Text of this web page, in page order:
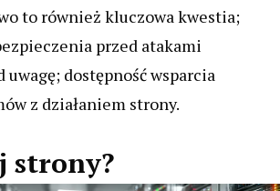
to również kluczowa kwestia;
przed atakami
dostępność wsparcia
z działaniem strony.
strony?